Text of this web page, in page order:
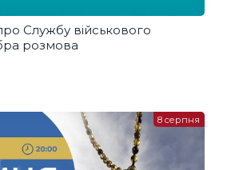
Службу військового
розмова
8 серпня